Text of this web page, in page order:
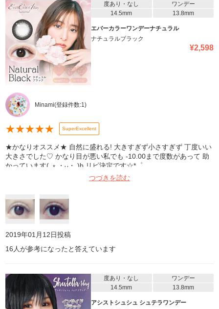
度あり・なし
ワンデー
14.5mm
13.8mm
エバーカラーワンデーナチュラル
ナチュラルブラック
¥2,598
Minami(登録件数:1)
★★★★★ SuperExcellent
★かなりオススメ★ 自然に盛れる! 大きすぎず小さすぎず 丁度いい
大きさでした♡ かなり目が悪い私でも -10.00まで度数があって 助
かっています( ﹡・ᴗ・ )b リピ決定です☆*゜
つづきを読む
2019年01月12日投稿
16 人が参考になったと答えています
度あり・なし
ワンデー
14.5mm
13.8mm
アシストシュシュ シュテラワンデー